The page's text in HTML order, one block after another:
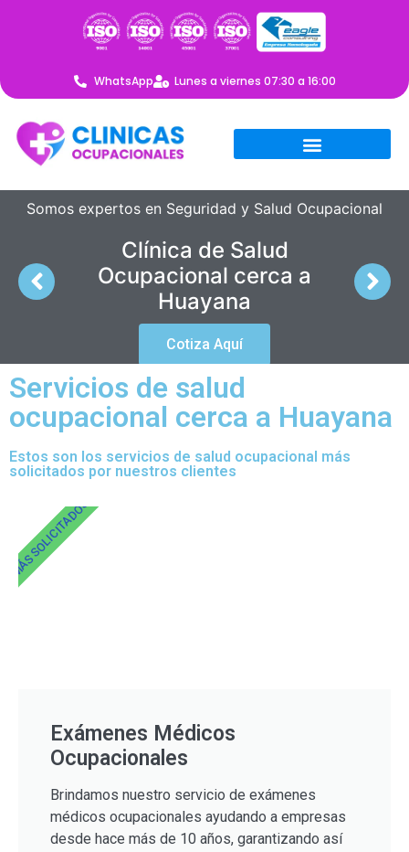
WhatsApp Lunes a viernes 07:30 a 16:00
Somos expertos en Seguridad y Salud Ocupacional
Clínica de Salud
Ocupacional cerca a
Huayana
Cotiza Aquí
Servicios de salud
ocupacional cerca a Huayana
Estos son los servicios de salud ocupacional más
solicitados por nuestros clientes
Exámenes Médicos
Ocupacionales
Brindamos nuestro servicio de exámenes
médicos ocupacionales ayudando a empresas
desde hace más de 10 años, garantizando así
MÁS SOLICITADOS